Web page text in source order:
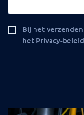
Bij het
het Privacy-